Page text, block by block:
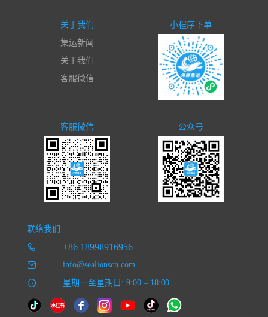
关于我们
集运新闻
关于我们
客服微信
小程序下单
客服微信 公众号
联络我们
+86 18998916956
info@sealionscn.com
星期一至星期日: 9:00 – 18:00